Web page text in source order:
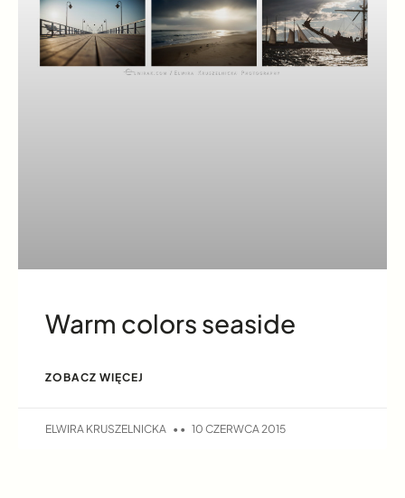
Warm colors seaside
ZOBACZ WIĘCEJ
ELWIRA KRUSZELNICKA 10 CZERWCA 2015